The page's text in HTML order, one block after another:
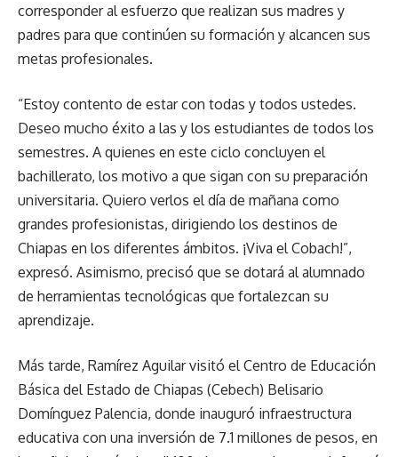
corresponder al esfuerzo que realizan sus madres y
padres para que continúen su formación y alcancen sus
metas profesionales.
“Estoy contento de estar con todas y todos ustedes.
Deseo mucho éxito a las y los estudiantes de todos los
semestres. A quienes en este ciclo concluyen el
bachillerato, los motivo a que sigan con su preparación
universitaria. Quiero verlos el día de mañana como
grandes profesionistas, dirigiendo los destinos de
Chiapas en los diferentes ámbitos. ¡Viva el Cobach!”,
expresó. Asimismo, precisó que se dotará al alumnado
de herramientas tecnológicas que fortalezcan su
aprendizaje.
Más tarde, Ramírez Aguilar visitó el Centro de Educación
Básica del Estado de Chiapas (Cebech) Belisario
Domínguez Palencia, donde inauguró infraestructura
educativa con una inversión de 7.1 millones de pesos, en